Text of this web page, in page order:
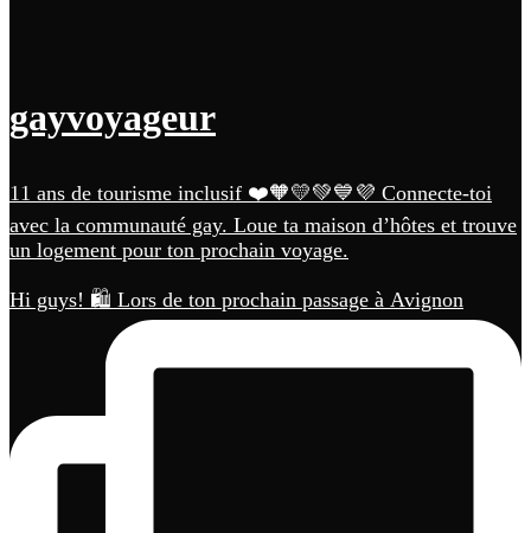
gayvoyageur
11 ans de tourisme inclusif ❤️🧡💛💚💙💜 Connecte-toi
avec la communauté gay. Loue ta maison d’hôtes et trouve
un logement pour ton prochain voyage.
Hi guys! 🛍️ Lors de ton prochain passage à Avignon